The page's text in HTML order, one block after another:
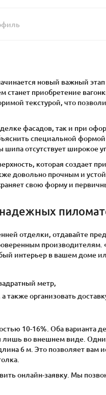
новый важный
приобретение
текстурой, что
фасадов, так и при
специальной
отсутствует широкое
которая создает
довольно прочным и
свою форму и
отделки, отдавайте
производителям.
интерьер в вашем доме
метр,
организовать
10-16%. Оба варианта
лишь во внешнем виде.
6 м. Это позволяет вам
онлайн-заявку. Мы